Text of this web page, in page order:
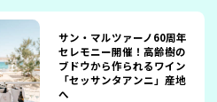
サン・マルツァーノ60周年
セレモニー開催！高齢樹の
ブドウから作られるワイン
「セッサンタアンニ」産地
へ